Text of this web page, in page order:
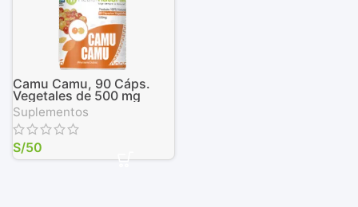
Camu Camu, 90 Cáps.
Vegetales de 500 mg
Suplementos
S/50